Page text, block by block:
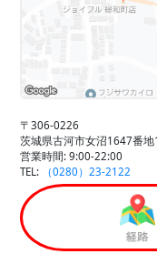
〒306-0226
茨城県古河市女沼1647番地
営業時間: 9:00-22:00
TEL:
（0280）23-2122